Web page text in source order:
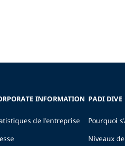
INFORMATION
de l'entreprise
PADI DIVE
Pourquoi
Niveaux